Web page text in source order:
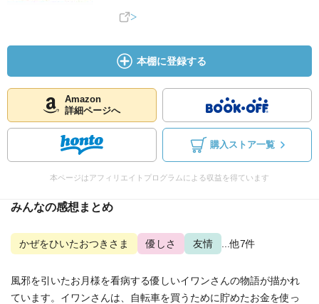
本棚に登録する
Amazon
詳細ページへ
購入ストア一覧
本ページはアフィリエイトプログラムによる収益を得ています
みんなの感想まとめ
かぜをひいたおつきさま 優しさ 友情 ...他7件
風邪を引いたお月様を看病する優しいイワンさんの物語が描かれ
ています。イワンさんは、自転車を買うために貯めたお金を使っ